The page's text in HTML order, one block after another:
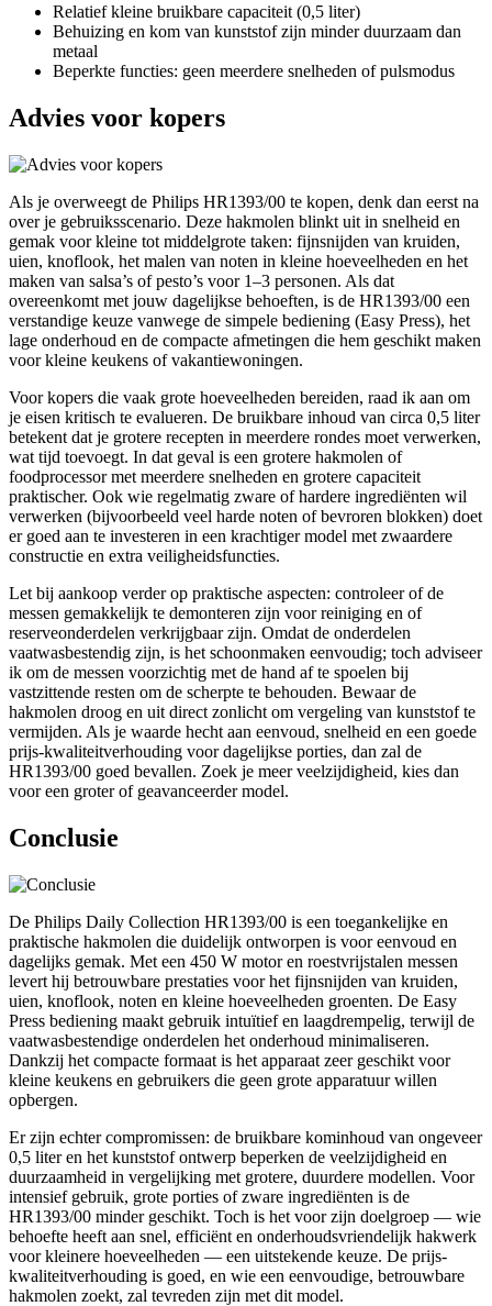
Relatief kleine bruikbare capaciteit (0,5 liter)
Behuizing en kom van kunststof zijn minder duurzaam dan
metaal
Beperkte functies: geen meerdere snelheden of pulsmodus
Advies voor kopers
Als je overweegt de Philips HR1393/00 te kopen, denk dan eerst na
over je gebruiksscenario. Deze hakmolen blinkt uit in snelheid en
gemak voor kleine tot middelgrote taken: fijnsnijden van kruiden,
uien, knoflook, het malen van noten in kleine hoeveelheden en het
maken van salsa’s of pesto’s voor 1–3 personen. Als dat
overeenkomt met jouw dagelijkse behoeften, is de HR1393/00 een
verstandige keuze vanwege de simpele bediening (Easy Press), het
lage onderhoud en de compacte afmetingen die hem geschikt maken
voor kleine keukens of vakantiewoningen.
Voor kopers die vaak grote hoeveelheden bereiden, raad ik aan om
je eisen kritisch te evalueren. De bruikbare inhoud van circa 0,5 liter
betekent dat je grotere recepten in meerdere rondes moet verwerken,
wat tijd toevoegt. In dat geval is een grotere hakmolen of
foodprocessor met meerdere snelheden en grotere capaciteit
praktischer. Ook wie regelmatig zware of hardere ingrediënten wil
verwerken (bijvoorbeeld veel harde noten of bevroren blokken) doet
er goed aan te investeren in een krachtiger model met zwaardere
constructie en extra veiligheidsfuncties.
Let bij aankoop verder op praktische aspecten: controleer of de
messen gemakkelijk te demonteren zijn voor reiniging en of
reserveonderdelen verkrijgbaar zijn. Omdat de onderdelen
vaatwasbestendig zijn, is het schoonmaken eenvoudig; toch adviseer
ik om de messen voorzichtig met de hand af te spoelen bij
vastzittende resten om de scherpte te behouden. Bewaar de
hakmolen droog en uit direct zonlicht om vergeling van kunststof te
vermijden. Als je waarde hecht aan eenvoud, snelheid en een goede
prijs-kwaliteitverhouding voor dagelijkse porties, dan zal de
HR1393/00 goed bevallen. Zoek je meer veelzijdigheid, kies dan
voor een groter of geavanceerder model.
Conclusie
De Philips Daily Collection HR1393/00 is een toegankelijke en
praktische hakmolen die duidelijk ontworpen is voor eenvoud en
dagelijks gemak. Met een 450 W motor en roestvrijstalen messen
levert hij betrouwbare prestaties voor het fijnsnijden van kruiden,
uien, knoflook, noten en kleine hoeveelheden groenten. De Easy
Press bediening maakt gebruik intuïtief en laagdrempelig, terwijl de
vaatwasbestendige onderdelen het onderhoud minimaliseren.
Dankzij het compacte formaat is het apparaat zeer geschikt voor
kleine keukens en gebruikers die geen grote apparatuur willen
opbergen.
Er zijn echter compromissen: de bruikbare kominhoud van ongeveer
0,5 liter en het kunststof ontwerp beperken de veelzijdigheid en
duurzaamheid in vergelijking met grotere, duurdere modellen. Voor
intensief gebruik, grote porties of zware ingrediënten is de
HR1393/00 minder geschikt. Toch is het voor zijn doelgroep — wie
behoefte heeft aan snel, efficiënt en onderhoudsvriendelijk hakwerk
voor kleinere hoeveelheden — een uitstekende keuze. De prijs-
kwaliteitverhouding is goed, en wie een eenvoudige, betrouwbare
hakmolen zoekt, zal tevreden zijn met dit model.